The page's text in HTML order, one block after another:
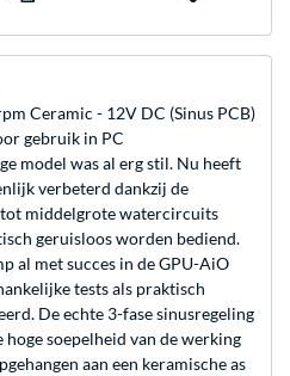
Ceramic - 12V DC (Sinus PCB)
gebruik in PC
model was al erg stil. Nu heeft
verbeterd dankzij de
middelgrote watercircuits
geruisloos worden bediend.
al met succes in de GPU-AiO
tests als praktisch
De echte 3-fase sinusregeling
soepelheid van de werking
aan een keramische as